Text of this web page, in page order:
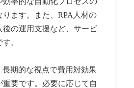
ります。また、RPA人材の
後の運用支援など、サービ
。
長期的な視点で費用対効果
重要です。必要に応じて自